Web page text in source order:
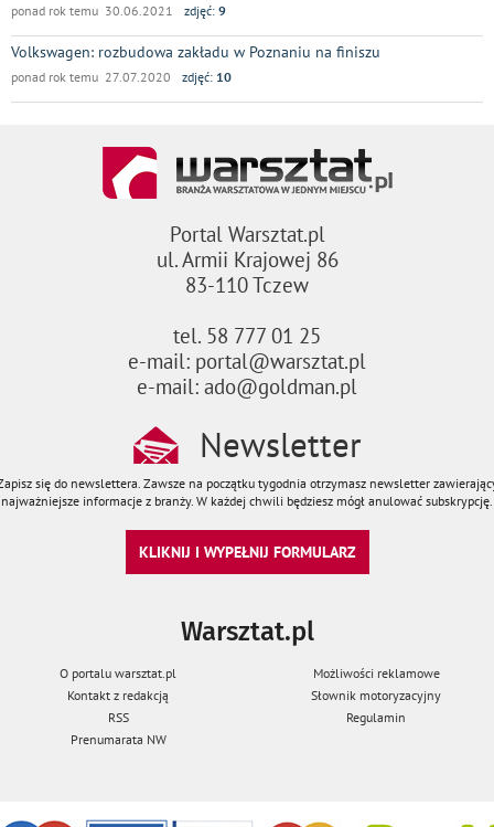
ponad rok temu 30.06.2021 zdjęć: 9
Volkswagen: rozbudowa zakładu w Poznaniu na finiszu
ponad rok temu 27.07.2020 zdjęć: 10
Portal Warsztat.pl
ul. Armii Krajowej 86
83-110 Tczew
tel. 58 777 01 25
e-mail: portal@warsztat.pl
e-mail: ado@goldman.pl
Newsletter
się do newslettera. Zawsze na początku tygodnia otrzymasz newsletter
najważniejsze informacje z branży. W każdej chwili będziesz mógł anulować subskrypcję.
KLIKNIJ I WYPEŁNIJ FORMULARZ
Warsztat.pl
O portalu warsztat.pl
Możliwości reklamowe
Kontakt z redakcją
Słownik motoryzacyjny
RSS
Regulamin
Prenumarata NW